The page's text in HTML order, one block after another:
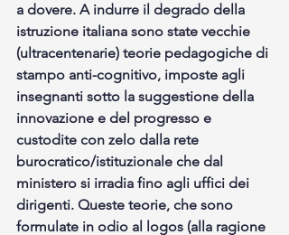
a dovere. A indurre il degrado della
istruzione italiana sono state vecchie
(ultracentenarie) teorie pedagogiche di
stampo anti-cognitivo, imposte agli
insegnanti sotto la suggestione della
innovazione e del progresso e
custodite con zelo dalla rete
burocratico/istituzionale che dal
ministero si irradia fino agli uffici dei
dirigenti. Queste teorie, che sono
formulate in odio al logos (alla ragione